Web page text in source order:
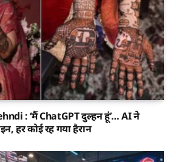
: ‘मैं ChatGPT दुल्हन हूं’… AI ने
हर कोई रह गया हैरान